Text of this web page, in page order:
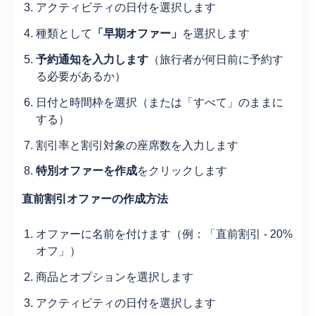
アクティビティの日付を選択します
種類として 「早期オファー」 を選択します
予約通知を入力します （旅行者が何日前に予約す
る必要があるか）
日付と時間枠を選択（または「すべて」のままに
する）
割引率と割引対象の座席数を入力します
特別オファーを作成をクリックします
直前割引オファーの作成方法
オファーに名前を付けます（例：「直前割引 - 20%
オフ」）
商品とオプションを選択します
アクティビティの日付を選択します